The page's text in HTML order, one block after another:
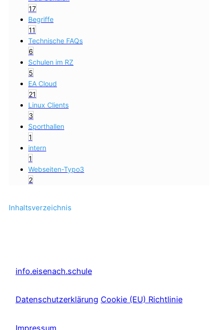
Inhaltsverzeichnis
17
Begriffe
11
Technische FAQs
6
Schulen im RZ
5
EA Cloud
21
Linux Clients
3
Sporthallen
1
intern
1
Webseiten-Typo3
2
info.eisenach.schule
Datenschutzerklärung Cookie (EU) Richtlinie
Impressum